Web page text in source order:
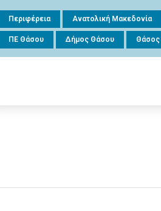
Περιφέρεια Ανατολική Μακεδονία
ΠΕ Θάσου Δήμος Θάσου Θάσος